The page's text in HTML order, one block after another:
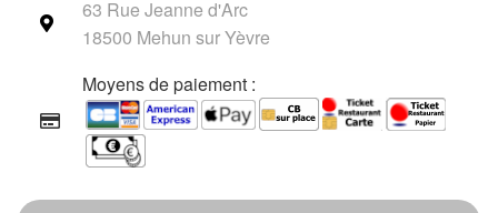
63 Rue Jeanne d'Arc
18500 Mehun sur Yèvre
Moyens de paiement :